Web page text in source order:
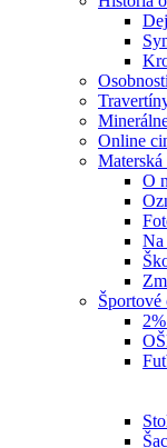
Osobnosti
Online
Materská
O
Na